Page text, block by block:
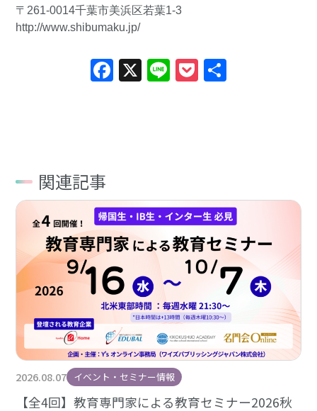
〒261-0014千葉市美浜区若葉1-3
http://www.shibumaku.jp/
Facebook
X LinePocket
関連記事
2026.08.07 イベント・セミナー情報
【全4回】教育専門家による教育セミナー2026秋